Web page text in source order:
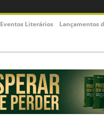
Eventos Literários Lançamentos